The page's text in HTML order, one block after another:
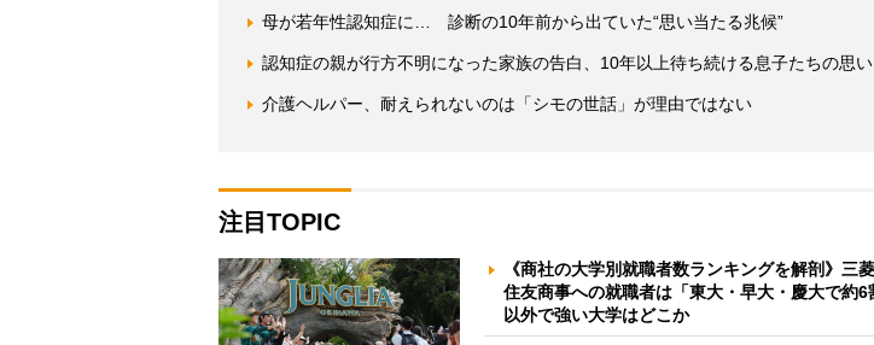
母が若年性認知症に… 診断の10年前から出ていた“思い当たる兆候”
認知症の親が行方不明になった家族の告白、10年以上待ち続ける息子たちの思い
介護ヘルパー、耐えられないのは「シモの世話」が理由ではない
注目TOPIC
《商社の大学別就職者数ランキングを解剖》三
住友商事への就職者は「東大・早大・慶大で約
以外で強い大学はどこか